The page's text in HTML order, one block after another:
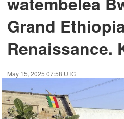
Grand
Renaissance.
May 15, 2025 07:58 UTC